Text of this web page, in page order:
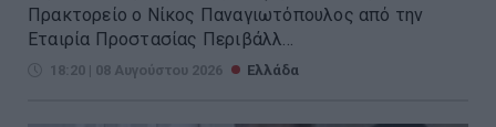
Πρακτορείο ο Νίκος Παναγιωτόπουλος από την
Εταιρία Προστασίας Περιβάλλ...
18:20 | 08 Αυγούστου 2026 Ελλάδα